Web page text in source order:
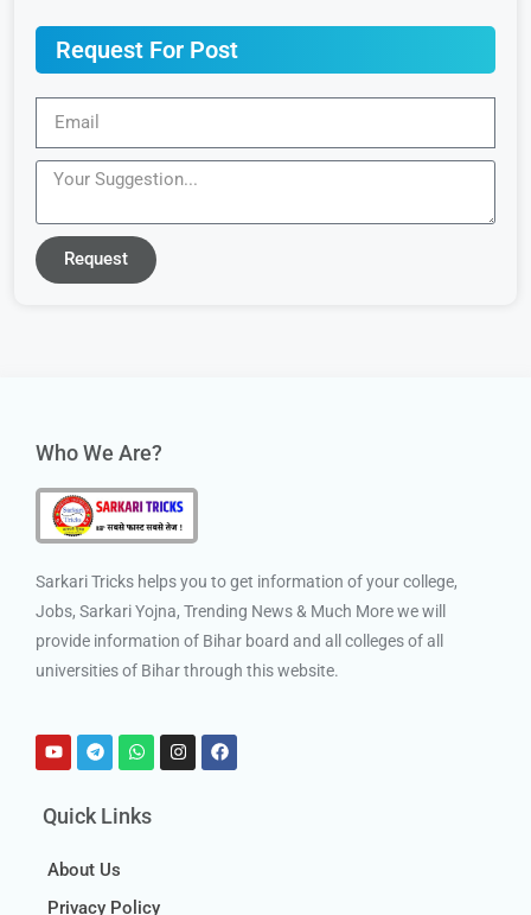
Request For Post
Request
Who We Are?
Sarkari Tricks helps you to get information of your college,
Jobs, Sarkari Yojna, Trending News & Much More we will
provide information of Bihar board and all colleges of all
universities of Bihar through this website.
Quick Links
About Us
Privacy Policy